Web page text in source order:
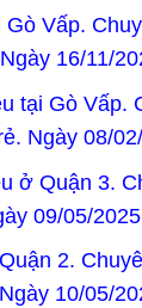
Vấp.
16/11/
tại Gò Vấp.
Ngày 08/
ở Quận 3.
09/05/
2.
10/05/